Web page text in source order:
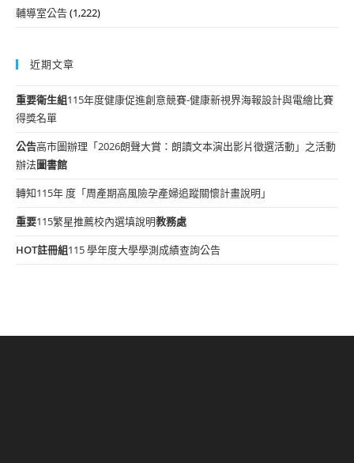
輔導室公告(1,222)
近期文章
重要衛生組115年度健康促進創意競賽-健康新視界海報設計與電繪比賽
得獎名單
公告高市圖辦理「2026朗聲大賞：朗讀文本演出影片徵選活動」之活動
辦法圖書館
轉知115年 度「周產期高風險孕產婦追蹤關懷計畫說明」
重要115繁星推薦校內選填說明教務處
HOT註冊組115 學年度大學學測成績查詢公告